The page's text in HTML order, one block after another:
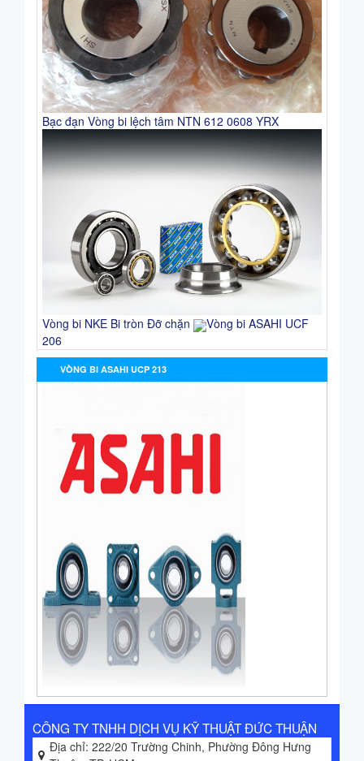
Bạc đạn Vòng bi lệch tâm NTN 612 0608 YRX
Vòng bi NKE Bi tròn Đỡ chặn
Vòng bi ASAHI UCF
206
VÒNG BI ASAHI UCP 213
CÔNG TY TNHH DỊCH VỤ KỸ THUẬT ĐỨC THUẬN
Địa chỉ: 222/20 Trường Chinh, Phường Đông Hưng